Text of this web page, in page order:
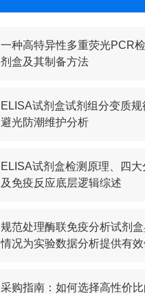
一种高特异性多重荧光PCR
剂盒及其制备方法
ELISA试剂盒试剂组分变质规
避光防潮维护分析
ELISA试剂盒检测原理、四大
及免疫反应底层逻辑综述
规范处理酶联免疫分析试剂盒
情况为实验数据分析提供有
采购指南：如何选择高性价